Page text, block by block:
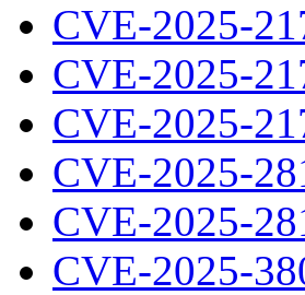
CVE-2025-
CVE-2025-
CVE-2025-
CVE-2025-
CVE-2025-
CVE-2025-